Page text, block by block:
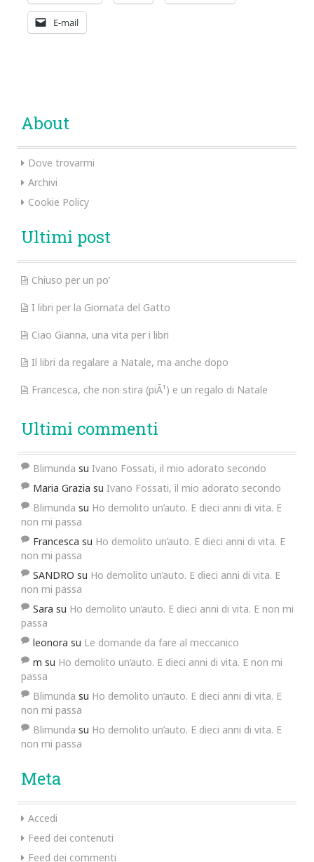
E-mail
About
Dove trovarmi
Archivi
Cookie Policy
Ultimi post
Chiuso per un po’
I libri per la Giornata del Gatto
Ciao Gianna, una vita per i libri
Il libri da regalare a Natale, ma anche dopo
Francesca, che non stira (piÃ¹) e un regalo di Natale
Ultimi commenti
Blimunda su Ivano Fossati, il mio adorato secondo
Maria Grazia su Ivano Fossati, il mio adorato secondo
Blimunda su Ho demolito un’auto. E dieci anni di vita. E
non mi passa
Francesca su Ho demolito un’auto. E dieci anni di vita. E
non mi passa
SANDRO su Ho demolito un’auto. E dieci anni di vita. E
non mi passa
Sara su Ho demolito un’auto. E dieci anni di vita. E non mi
passa
leonora su Le domande da fare al meccanico
m su Ho demolito un’auto. E dieci anni di vita. E non mi
passa
Blimunda su Ho demolito un’auto. E dieci anni di vita. E
non mi passa
Blimunda su Ho demolito un’auto. E dieci anni di vita. E
non mi passa
Meta
Accedi
Feed dei contenuti
Feed dei commenti